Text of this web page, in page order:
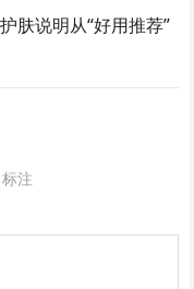
肤说明从“好用推荐”
标注